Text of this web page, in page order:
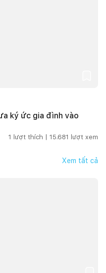
ký ức gia đình vào
1 lượt thích | 15.681 lượt xem
Xem tất cả